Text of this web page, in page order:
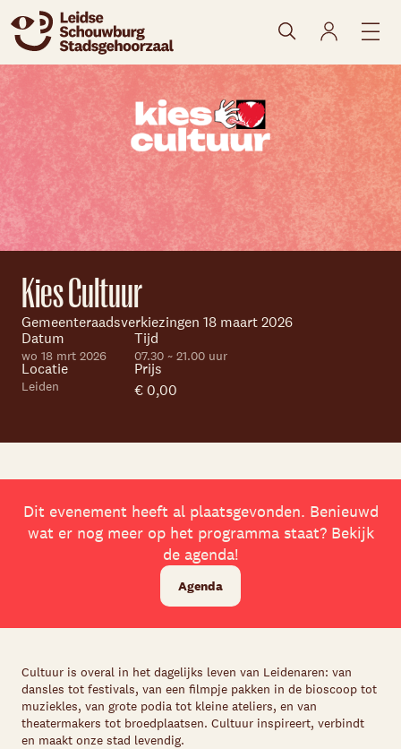
naar agenda
Kies Cultuur
Gemeenteraadsverkiezingen 18 maart 2026
Datum
wo 18 mrt 2026
Tijd
07.30 ~ 21.00 uur
Locatie
Leiden
Prijs
€ 0,00
Dit evenement heeft al plaatsgevonden. Benieuwd
wat er nog meer op het programma staat? Bekijk
de agenda!
Agenda
Cultuur is overal in het dagelijks leven van Leidenaren: van
dansles tot festivals, van een filmpje pakken in de bioscoop tot
muziekles, van grote podia tot kleine ateliers, en van
theatermakers tot broedplaatsen. Cultuur inspireert, verbindt
en maakt onze stad levendig.